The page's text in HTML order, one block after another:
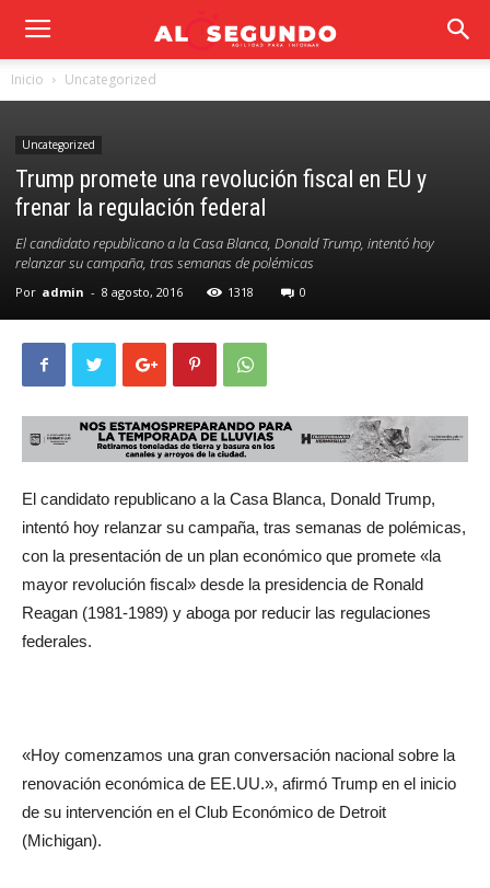
Inicio Uncategorized
Uncategorized
Trump promete una revolución fiscal en EU y
frenar la regulación federal
El candidato republicano a la Casa Blanca, Donald Trump, intentó hoy
relanzar su campaña, tras semanas de polémicas
Por admin - 8 agosto, 2016 1318 0
El candidato republicano a la Casa Blanca, Donald Trump,
intentó hoy relanzar su campaña, tras semanas de polémicas,
con la presentación de un plan económico que promete «la
mayor revolución fiscal» desde la presidencia de Ronald
Reagan (1981-1989) y aboga por reducir las regulaciones
federales.
«Hoy comenzamos una gran conversación nacional sobre la
renovación económica de EE.UU.», afirmó Trump en el inicio
de su intervención en el Club Económico de Detroit
(Michigan).